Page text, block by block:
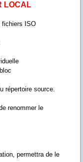
LOCAL
fichiers ISO
répertoire source.
renommer le
permettra de le